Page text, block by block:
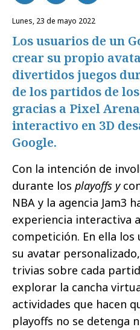
lunes, 23 de mayo 2022
Los usuarios de un
crear su propio
divertidos juegos
de los partidos de
gracias a Pixel
interactivo en 3D
Google.
Con la intención de
durante los playoffs y
NBA y la agencia Jam3
experiencia interactiva
competición. En ella
su avatar
trivias sobre cada
explorar la cancha
actividades que hacen
playoffs no se detenga